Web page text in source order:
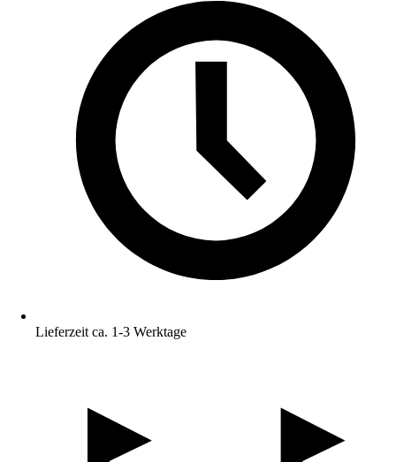
Lieferzeit ca. 1-3 Werktage